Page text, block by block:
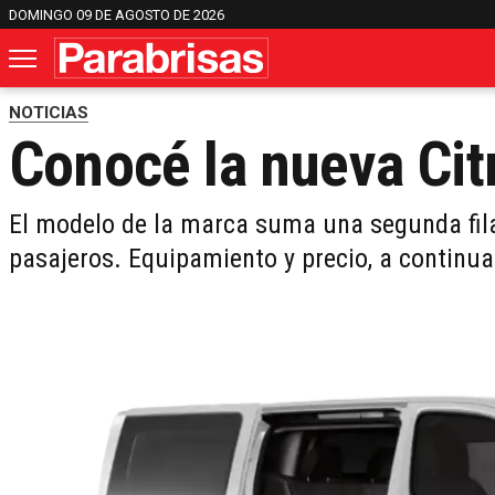
DOMINGO 09 DE AGOSTO DE 2026
NOTICIAS
Conocé la nueva
El modelo de la marca suma una segunda
pasajeros. Equipamiento y precio, a